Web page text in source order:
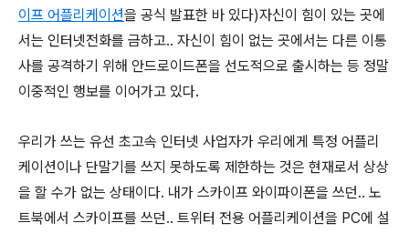
이프 어플리케이션을 공식 발표한 바 있다)자신이 힘이 있는 곳에
서는 인터넷전화를 금하고.. 자신이 힘이 없는 곳에서는 다른 이통
사를 공격하기 위해 안드로이드폰을 선도적으로 출시하는 등 정말
이중적인 행보를 이어가고 있다.
우리가 쓰는 유선 초고속 인터넷 사업자가 우리에게 특정 어플리
케이션이나 단말기를 쓰지 못하도록 제한하는 것은 현재로서 상상
을 할 수가 없는 상태이다. 내가 스카이프 와이파이폰을 쓰던.. 노
트북에서 스카이프를 쓰던.. 트위터 전용 어플리케이션을 PC에 설